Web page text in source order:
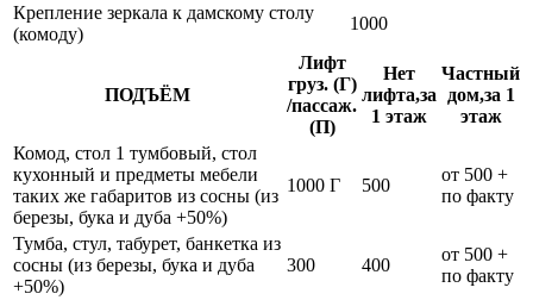
Крепление зеркала к дамскому столу
(комоду)
1000
ПОДЪЁМ
Лифт
груз. (Г)
/пассаж.
(П)
Нет
лифта,за
1 этаж
Частный
дом,за 1
этаж
Комод, стол 1 тумбовый, стол
кухонный и предметы мебели
таких же габаритов из сосны (из
березы, бука и дуба +50%)
1000 Г 500
от 500 +
по факту
Тумба, стул, табурет, банкетка из
сосны (из березы, бука и дуба
+50%)
300 400
от 500 +
по факту